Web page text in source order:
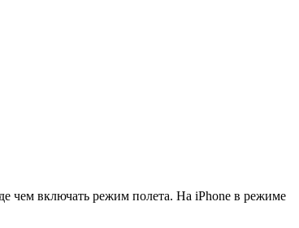
чем включать режим полета. На iPhone в режиме